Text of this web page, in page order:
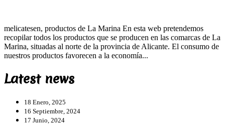
melicatesen, productos de La Marina En esta web pretendemos
recopilar todos los productos que se producen en las comarcas de La
Marina, situadas al norte de la provincia de Alicante. El consumo de
nuestros productos favorecen a la economía...
Latest news
18 Enero, 2025
16 Septiembre, 2024
17 Junio, 2024